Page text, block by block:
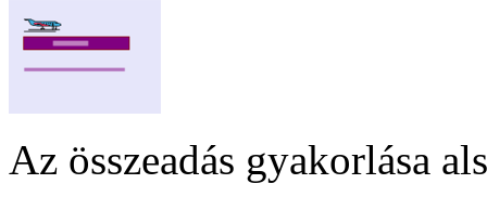
Az összeadás gyakorlása